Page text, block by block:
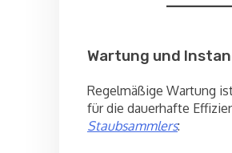
Wartung und
Regelmäßige Wartung
für die dauerhafte
Staubsammlers: